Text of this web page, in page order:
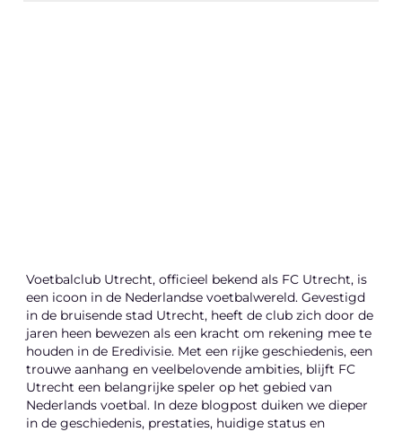
Voetbalclub Utrecht, officieel bekend als FC Utrecht, is
een icoon in de Nederlandse voetbalwereld. Gevestigd
in de bruisende stad Utrecht, heeft de club zich door de
jaren heen bewezen als een kracht om rekening mee te
houden in de Eredivisie. Met een rijke geschiedenis, een
trouwe aanhang en veelbelovende ambities, blijft FC
Utrecht een belangrijke speler op het gebied van
Nederlands voetbal. In deze blogpost duiken we dieper
in de geschiedenis, prestaties, huidige status en